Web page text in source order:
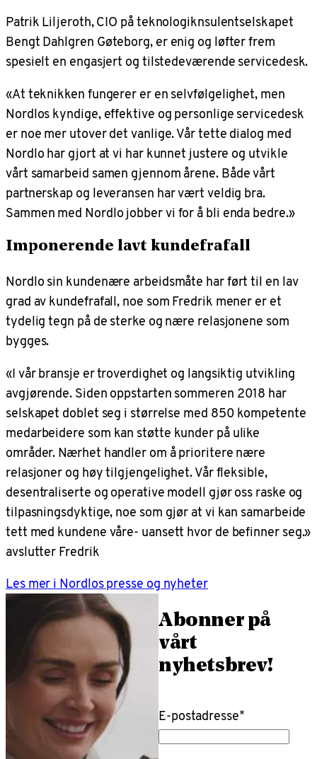
Patrik Liljeroth, CIO på teknologiknsulentselskapet
Bengt Dahlgren Gøteborg, er enig og løfter frem
spesielt en engasjert og tilstedeværende servicedesk.
«At teknikken fungerer er en selvfølgelighet, men
Nordlos kyndige, effektive og personlige servicedesk
er noe mer utover det vanlige. Vår tette dialog med
Nordlo har gjort at vi har kunnet justere og utvikle
vårt samarbeid samen gjennom årene. Både vårt
partnerskap og leveransen har vært veldig bra.
Sammen med Nordlo jobber vi for å bli enda bedre.»
Imponerende lavt kundefrafall
Nordlo sin kundenære arbeidsmåte har ført til en lav
grad av kundefrafall, noe som Fredrik mener er et
tydelig tegn på de sterke og nære relasjonene som
bygges.
«I vår bransje er troverdighet og langsiktig utvikling
avgjørende. Siden oppstarten sommeren 2018 har
selskapet doblet seg i størrelse med 850 kompetente
medarbeidere som kan støtte kunder på ulike
områder. Nærhet handler om å prioritere nære
relasjoner og høy tilgjengelighet. Vår fleksible,
desentraliserte og operative modell gjør oss raske og
tilpasningsdyktige, noe som gjør at vi kan samarbeide
tett med kundene våre- uansett hvor de befinner seg.»
avslutter Fredrik
Les mer i Nordlos presse og nyheter
Abonner på
vårt
nyhetsbrev!
E-postadresse*